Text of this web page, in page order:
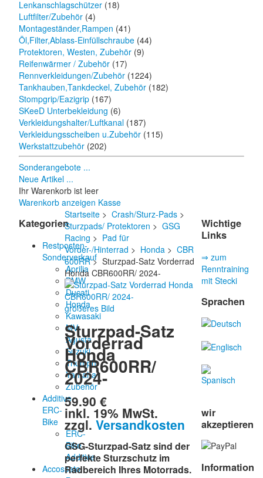
Lenkanschlagschützer (18)
Luftfilter/Zubehör (4)
Montageständer,Rampen (41)
Öl,Filter,Ablass-Einfüllschraube (44)
Protektoren, Westen, Zubehör (9)
Reifenwärmer / Zubehör (17)
Rennverkleidungen/Zubehör (1224)
Tankhauben,Tankdeckel, Zubehör (182)
Stompgrip/Eazigrip (167)
SKeeD Unterbekleidung (6)
Verkleidungshalter/Luftkanal (187)
Verkleidungsscheiben u.Zubehör (115)
Werkstattzubehör (202)
Sonderangebote ...
Neue Artikel ...
Ihr Warenkorb ist leer
Warenkorb anzeigen Kasse
Kategorien
Restposten-
Sonderverkauf
Aprilia
BMW
Ducati
Honda
Kawasaki
MV
Agusta
Suzuki
Triumph
Yamaha
Zubehör
Additive-
ERC-
Bike
ERC-
Bike
Additive
Accossato
Startseite> Crash/Sturz-Pads>
Sturzpads/ Protektoren > GSG
Racing > Pad für
Vorder-/Hinterrad > Honda> CBR
600RR> Sturzpad-Satz Vorderrad
Honda CBR600RR/ 2024-
größeres Bild
Sturzpad-Satz
Vorderrad
Honda
CBR600RR/
2024-
59.90 €
inkl. 19% MwSt.
zzgl. Versandkosten
GSG-Sturzpad-Satz sind der
perfekte Sturzschutz im
Radbereich Ihres Motorrads.
Wichtige
Links
⇒ zum
Renntraining
mit Stecki
Sprachen
wir
akzeptieren
Information